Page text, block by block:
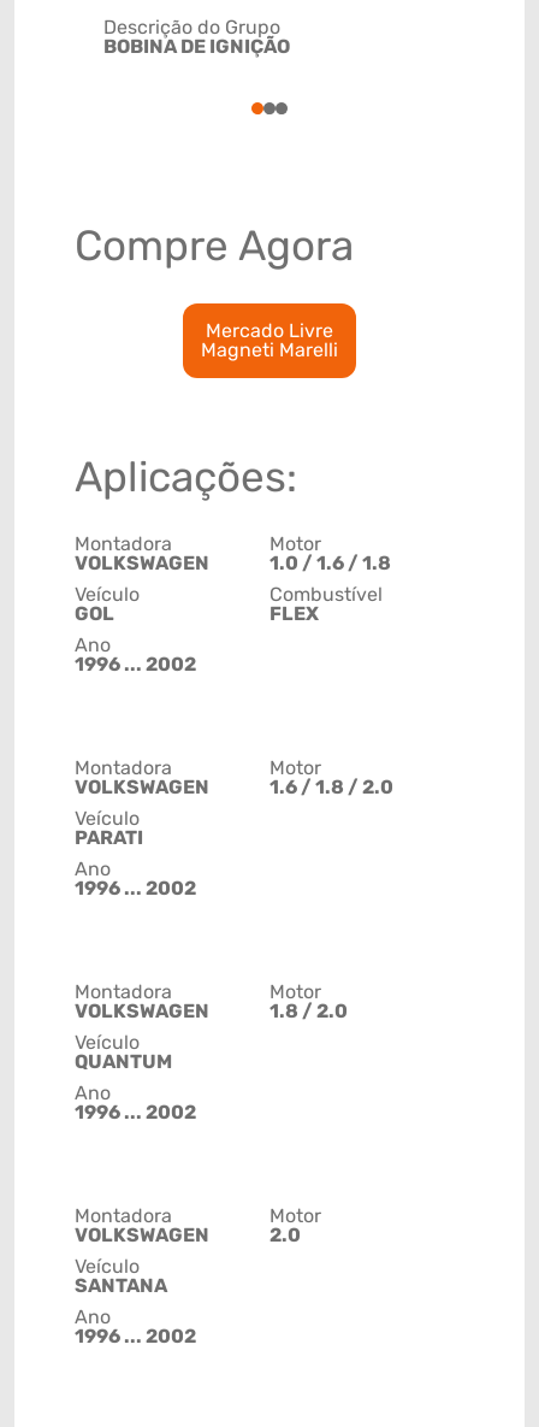
Descrição do Grupo
BOBINA DE IGNIÇÃO
123
Compre Agora
Mercado Livre
Magneti Marelli
Aplicações:
Montadora
VOLKSWAGEN
Veículo
GOL
Ano
1996 ... 2002
Motor
1.0 / 1.6 / 1.8
Combustível
FLEX
Montadora
VOLKSWAGEN
Veículo
PARATI
Ano
1996 ... 2002
Motor
1.6 / 1.8 / 2.0
Montadora
VOLKSWAGEN
Veículo
QUANTUM
Ano
1996 ... 2002
Motor
1.8 / 2.0
Montadora
VOLKSWAGEN
Veículo
SANTANA
Ano
1996 ... 2002
Motor
2.0